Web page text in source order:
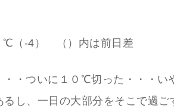
℃（-4） （）内は前日差
・ついに１０℃切った・・・い
し、一日の大部分をそこで過ご